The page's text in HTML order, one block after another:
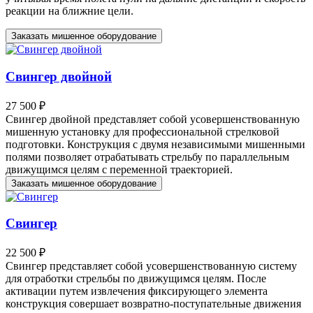
реакции на ближние цели.
Заказать мишенное оборудование
Свингер двойной
27 500 ₽
Свингер двойной представляет собой усовершенствованную
мишенную установку для профессиональной стрелковой
подготовки. Конструкция с двумя независимыми мишенными
полями позволяет отрабатывать стрельбу по параллельным
движущимся целям с переменной траекторией.
Заказать мишенное оборудование
Свингер
22 500 ₽
Свингер представляет собой усовершенствованную систему
для отработки стрельбы по движущимся целям. После
активации путем извлечения фиксирующего элемента
конструкция совершает возвратно-поступательные движения